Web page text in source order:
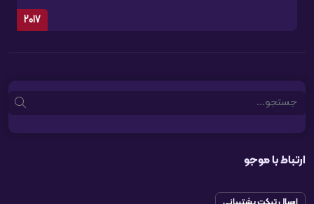
2017
Search
ارتباط با موجو